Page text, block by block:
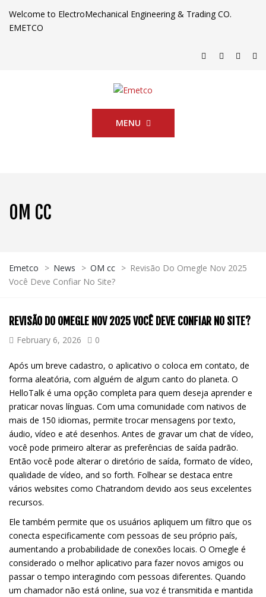
Welcome to ElectroMechanical Engineering & Trading CO.
EMETCO
MENU
OM CC
Emetco > News > OM cc > Revisão Do Omegle Nov 2025
Você Deve Confiar No Site?
REVISÃO DO OMEGLE NOV 2025 VOCÊ DEVE CONFIAR NO SITE?
February 6, 2026 0
Após um breve cadastro, o aplicativo o coloca em contato, de
forma aleatória, com alguém de algum canto do planeta. O
HelloTalk é uma opção completa para quem deseja aprender e
praticar novas línguas. Com uma comunidade com nativos de
mais de 150 idiomas, permite trocar mensagens por texto,
áudio, vídeo e até desenhos. Antes de gravar um chat de vídeo,
você pode primeiro alterar as preferências de saída padrão.
Então você pode alterar o diretório de saída, formato de vídeo,
qualidade de vídeo, and so forth. Folhear se destaca entre
vários websites como Chatrandom devido aos seus excelentes
recursos.
Ele também permite que os usuários apliquem um filtro que os
conecta especificamente com pessoas de seu próprio país,
aumentando a probabilidade de conexões locais. O Omegle é
considerado o melhor aplicativo para fazer novos amigos ou
passar o tempo interagindo com pessoas diferentes. Quando
um chamador não está online, sua voz é transmitida e mantida